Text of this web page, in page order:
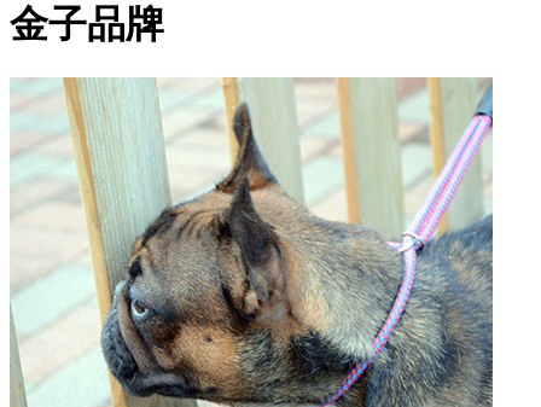
金子品牌